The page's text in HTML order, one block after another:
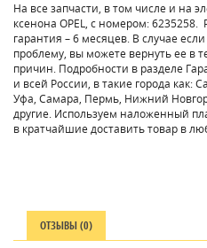
На все запчасти, в том числе и на
ксенона OPEL, с номером:
гарантия – 6 месяцев. В случае
проблему, вы можете вернуть ее в
причин. Подробности в разделе
и всей России, в такие города как:
Уфа, Самара, Пермь, Нижний
другие. Используем наложенный
в кратчайшие доставить товар в
ОТЗЫВЫ (0)